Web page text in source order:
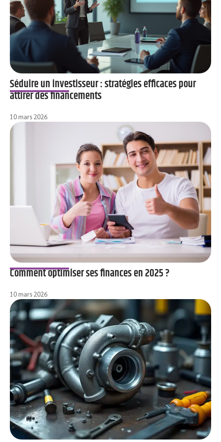
Séduire un investisseur : stratégies efficaces pour
attirer des financements
10 mars 2026
Comment optimiser ses finances en 2025 ?
10 mars 2026